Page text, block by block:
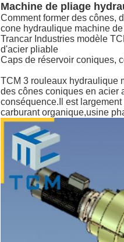
Machine de pliage
Comment former des cônes,
cone hydraulique machine
Trancar Industries modèle
d'acier pliable
Caps de réservoir coniques,
TCM 3 rouleaux hydraulique
des cônes coniques en acier
conséquence.Il est
carburant organique,usine